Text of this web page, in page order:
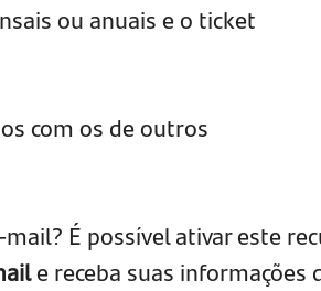
ou anuais e o ticket
com os de outros
É possível ativar este
e receba suas informações